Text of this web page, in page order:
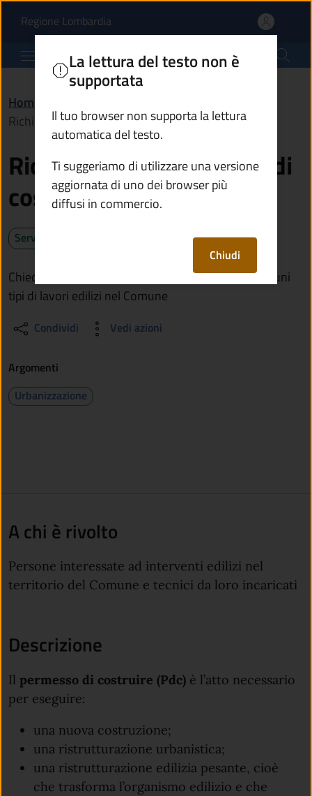
Richiedere un
Regione Lombardia(apre in un'altra scheda).
Comune di Malonno
Home
Richiedere un permesso di costruire (Pdc)
Richiedere un permesso di
costruire (Pdc)
Servizio attivo
Chiedi il permesso di costruire per poter iniziare alcuni
tipi di lavori edilizi nel Comune
Condividi Vedi azioni
La lettura del testo non è
supportata
Il tuo browser non supporta la lettura
automatica del testo.
Ti suggeriamo di utilizzare una versione
aggiornata di uno dei browser più
diffusi in commercio.
Chiudi
Argomenti
Urbanizzazione
A chi è rivolto
Persone interessate ad interventi edilizi nel
territorio del Comune e tecnici da loro incaricati
Descrizione
Il permesso di costruire (Pdc) è l’atto necessario
per eseguire:
una nuova costruzione;
una ristrutturazione urbanistica;
una ristrutturazione edilizia pesante, cioè
che trasforma l’organismo edilizio e che